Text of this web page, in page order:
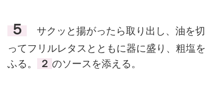
５
サクッと揚がったら取り出し、油を切
ってフリルレタスとともに器に盛り、粗塩を
ふる。
２ のソースを添える。